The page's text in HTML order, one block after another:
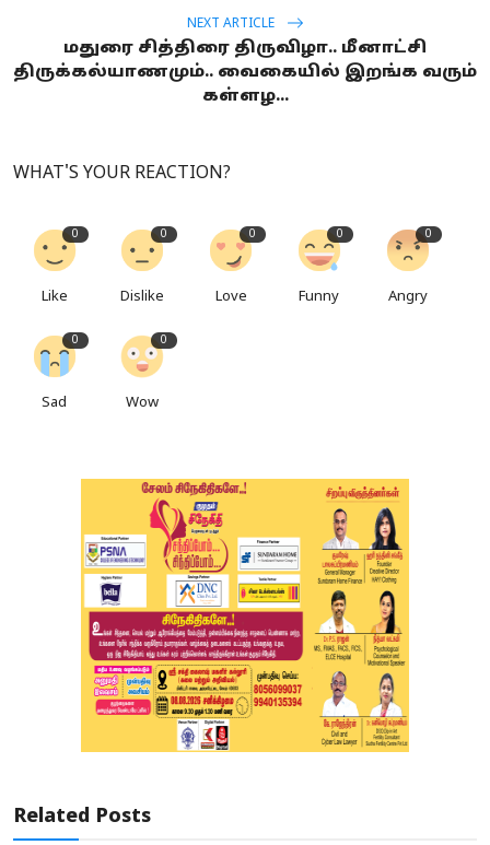
NEXT ARTICLE
மதுரை சித்திரை திருவிழா.. மீனாட்சி
திருக்கல்யாணமும்.. வைகையில் இறங்க வரும்
கள்ளழ...
WHAT'S YOUR REACTION?
0
Like
0
Dislike
0
Love
0
Funny
0
Angry
0
Sad
0
Wow
Related Posts